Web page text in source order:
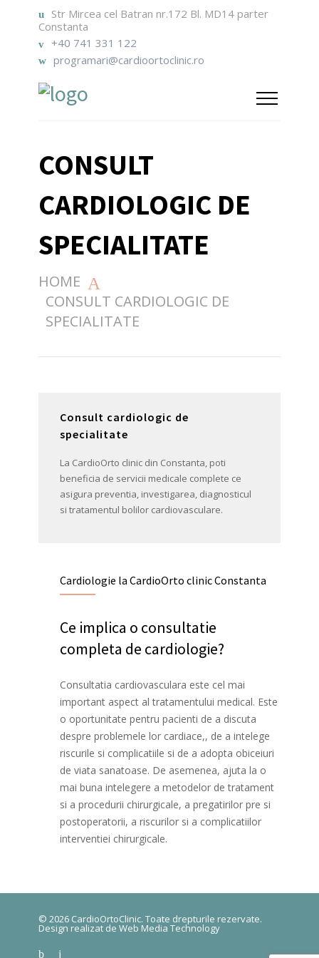
Str Mircea cel Batran nr.172 Bl. MD14 parter
Constanta
+40 741 331 122
programari@cardioortoclinic.ro
CONSULT
CARDIOLOGIC DE
SPECIALITATE
HOME
CONSULT CARDIOLOGIC DE
SPECIALITATE
Consult cardiologic de
specialitate
La CardioOrto clinic din Constanta, poti
beneficia de servicii medicale complete ce
asigura preventia, investigarea, diagnosticul
si tratamentul bolilor cardiovasculare.
Cardiologie la CardioOrto clinic Constanta
Ce implica o consultatie
completa de cardiologie?
Consultatia cardiovasculara este cel mai
important aspect al tratamentului medical. Este
o oportunitate pentru pacienti de a discuta
despre problemele lor cardiace,, de a intelege
riscurile si complicatiile si de a adopta obiceiuri
de viata sanatoase. De asemenea, ajuta la o
mai buna intelegere a metodelor de tratament
si a procedurii chirurgicale, a pregatirilor pre si
postoperatorii, a riscurilor si a complicatiilor
interventiei chirurgicale.
© 2026 CardioOrtoClinic. Toate drepturile rezervate.
Design realizat de Web Media Technology